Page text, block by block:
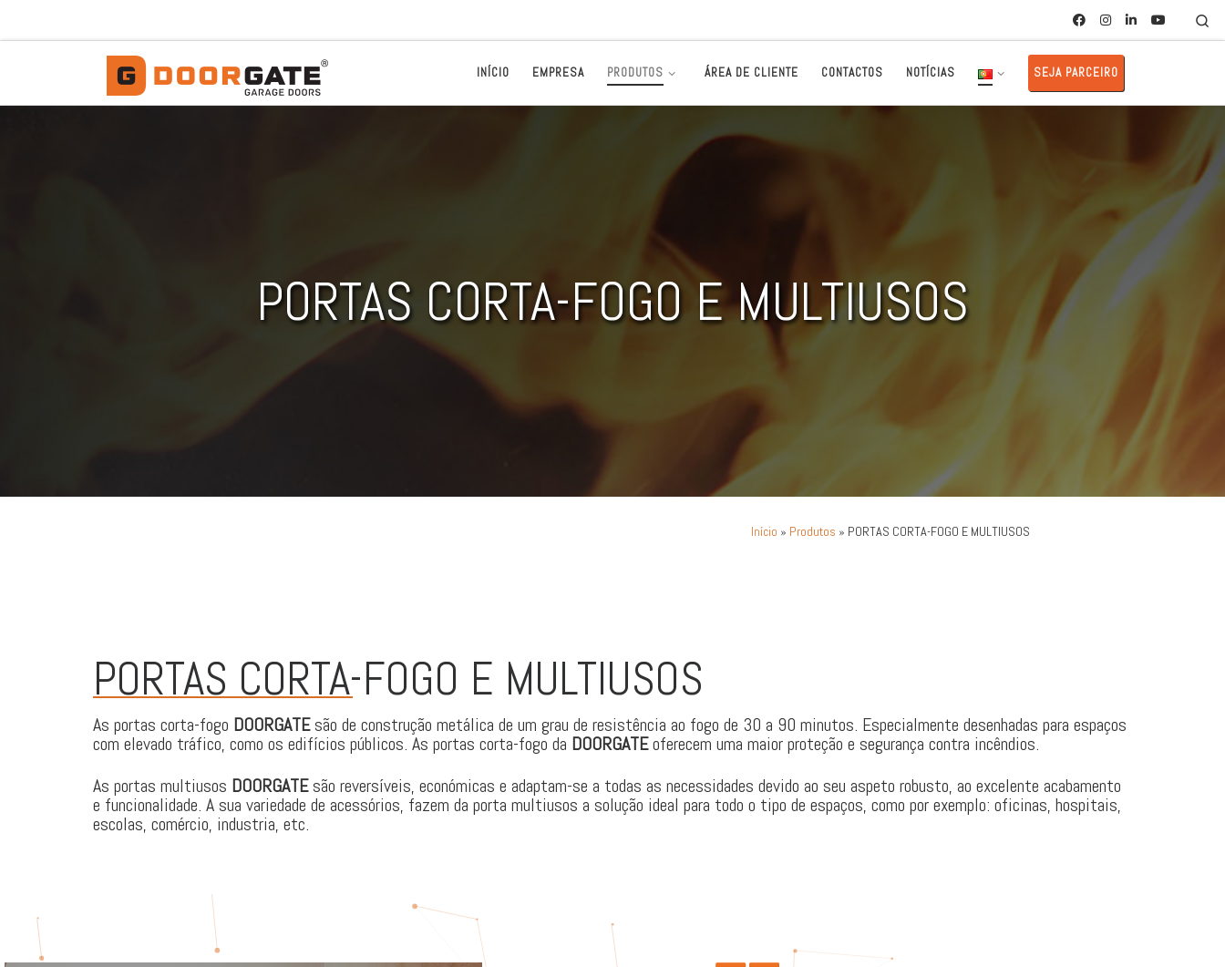
INÍCIO EMPRESA PRODUTOS ÁREA DE CLIENTE CONTACTOS NOTÍCIAS SEJA PARCEIRO
PORTAS CORTA-FOGO E MULTIUSOS
Início » Produtos » PORTAS CORTA-FOGO E MULTIUSOS
PORTAS CORTA-FOGO E MULTIUSOS
As portas corta-fogo DOORGATEsão de construção metálica de um grau de resistência ao fogo de 30 a 90 minutos. Especialmente desenhadas para espaços
com elevado tráfico, como os edifícios públicos. As portas corta-fogo da DOORGATEoferecem uma maior proteção e segurança contra incêndios.
As portas multiusos DOORGATEsão reversíveis, económicas e adaptam-se a todas as necessidades devido ao seu aspeto robusto, ao excelente acabamento
e funcionalidade. A sua variedade de acessórios, fazem da porta multiusos a solução ideal para todo o tipo de espaços, como por exemplo: oficinas, hospitais,
escolas, comércio, industria, etc.